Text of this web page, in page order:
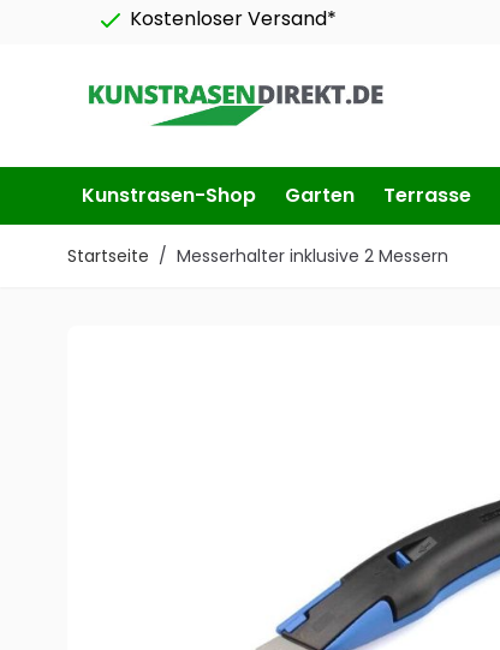
Kostenloser Versand*
Kunstrasen-Shop Garten Terrasse
Startseite / Messerhalter inklusive 2 Messern